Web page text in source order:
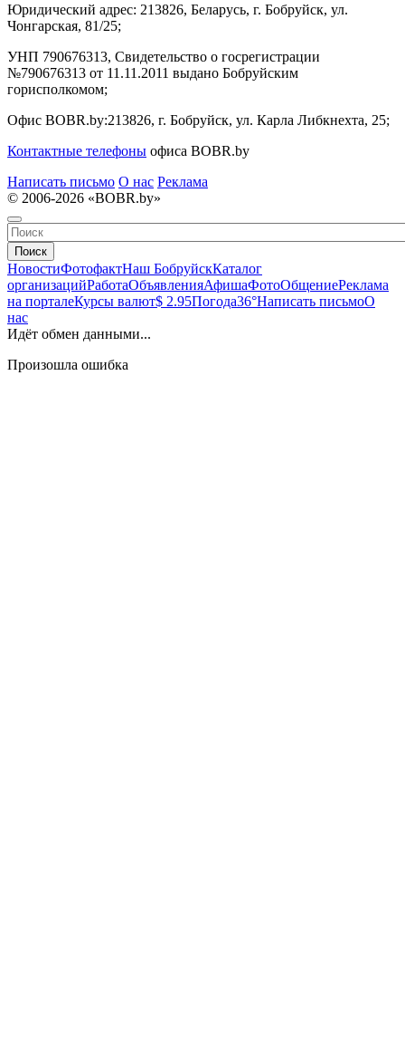
Юридический адрес: 213826, Беларусь, г. Бобруйск, ул.
Чонгарская, 81/25;
УНП 790676313, Свидетельство о госрегистрации
№790676313 от 11.11.2011 выдано Бобруйским
горисполкомом;
Офис BOBR.by:213826, г. Бобруйск, ул. Карла Либкнехта, 25;
Контактные телефоны офиса BOBR.by
Написать письмо О нас Реклама
© 2006-2026 «BOBR.by»
Поиск
НовостиФотофактНаш БобруйскКаталог
организацийРаботаОбъявленияАфишаФотоОбщениеРеклама
на порталеКурсы валют$ 2.95Погода36°Написать письмоО
нас
Идёт обмен данными...
Произошла ошибка